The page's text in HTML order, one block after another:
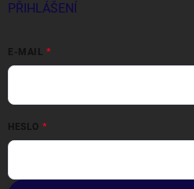
PŘIHLÁŠENÍ
E-MAIL
HESLO